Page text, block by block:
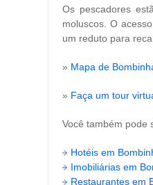
Os pescadores
moluscos. O
um reduto para
» Mapa de
» Faça um tour
Você também pode
Hotéis em
Imobiliárias em
Restaurantes em